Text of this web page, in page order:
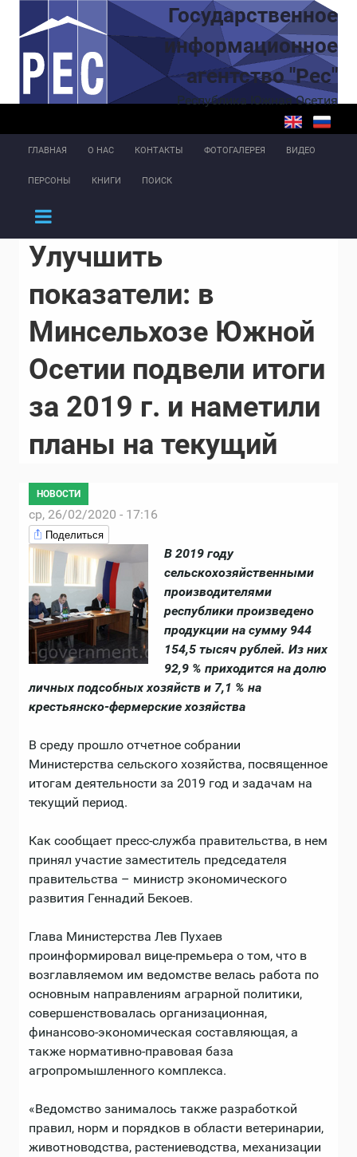
Перейти к основному содержаниюГосударственное
информационное
агентство "Рес"
Республика Южная Осетия
ГЛАВНАЯ О НАС КОНТАКТЫ ФОТОГАЛЕРЕЯ ВИДЕО
ПЕРСОНЫ КНИГИ ПОИСК
Улучшить
показатели: в
Минсельхозе Южной
Осетии подвели итоги
за 2019 г. и наметили
планы на текущий
НОВОСТИ
ср, 26/02/2020 - 17:16
Поделиться
В 2019 году
сельскохозяйственными
производителями
республики произведено
продукции на сумму 944
154,5 тысяч рублей. Из них
92,9 % приходится на долю
личных подсобных хозяйств и 7,1 % на
крестьянско-фермерские хозяйства
В среду прошло отчетное собрании
Министерства сельского хозяйства, посвященное
итогам деятельности за 2019 год и задачам на
текущий период.
Как сообщает пресс-служба правительства, в нем
принял участие заместитель председателя
правительства – министр экономического
развития Геннадий Бекоев.
Глава Министерства Лев Пухаев
проинформировал вице-премьера о том, что в
возглавляемом им ведомстве велась работа по
основным направлениям аграрной политики,
совершенствовалась организационная,
финансово-экономическая составляющая, а
также нормативно-правовая база
агропромышленного комплекса.
«Ведомство занималось также разработкой
правил, норм и порядков в области ветеринарии,
животноводства, растениеводства, механизации